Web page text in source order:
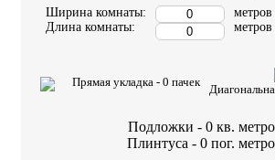
Ширина комнаты:
Длина комнаты:
метров
метров
Прямая укладка - 0 пачек
Подложки - 0 кв.
Плинтуса - 0 пог.